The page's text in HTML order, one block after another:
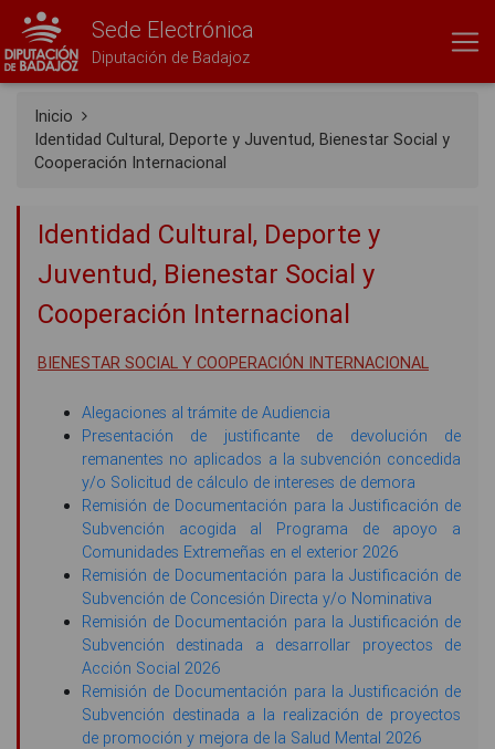
Sede Electrónica
Diputación de Badajoz
Inicio
Identidad Cultural, Deporte y Juventud, Bienestar Social y
Cooperación Internacional
Identidad Cultural, Deporte y
Juventud, Bienestar Social y
Cooperación Internacional
BIENESTAR SOCIAL Y COOPERACIÓN INTERNACIONAL
Alegaciones al trámite de Audiencia
Presentación de justificante de devolución de
remanentes no aplicados a la subvención concedida
y/o Solicitud de cálculo de intereses de demora
Remisión de Documentación para la Justificación de
Subvención acogida al Programa de apoyo a
Comunidades Extremeñas en el exterior 2026
Remisión de Documentación para la Justificación de
Subvención de Concesión Directa y/o Nominativa
Remisión de Documentación para la Justificación de
Subvención destinada a desarrollar proyectos de
Acción Social 2026
Remisión de Documentación para la Justificación de
Subvención destinada a la realización de proyectos
de promoción y mejora de la Salud Mental 2026